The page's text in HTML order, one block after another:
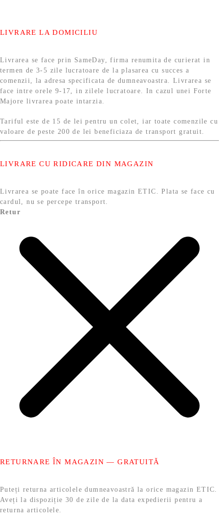
LIVRARE LA DOMICILIU
Livrarea se face prin SameDay, firma renumita de curierat in
termen de 3-5 zile lucratoare de la plasarea cu succes a
comenzii, la adresa specificata de dumneavoastra. Livrarea se
face intre orele 9-17, in zilele lucratoare. In cazul unei Forte
Majore livrarea poate intarzia.
Tariful este de 15 de lei pentru un colet, iar toate comenzile cu
valoare de peste 200 de lei beneficiaza de transport gratuit.
LIVRARE CU RIDICARE DIN MAGAZIN
Livrarea se poate face în orice magazin ETIC. Plata se face cu
cardul, nu se percepe transport.
Retur
RETURNARE ÎN MAGAZIN — GRATUITĂ
Puteți returna articolele dumneavoastră la orice magazin ETIC.
Aveți la dispoziție 30 de zile de la data expedierii pentru a
returna articolele.